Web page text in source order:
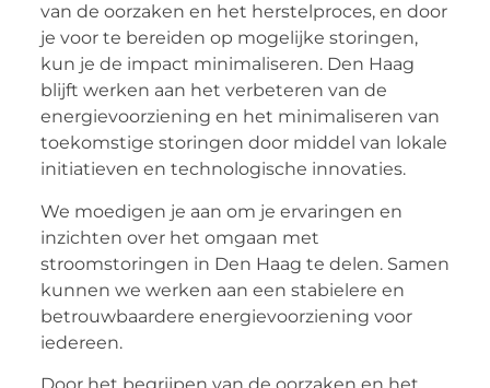
van de oorzaken en het herstelproces, en door
je voor te bereiden op mogelijke storingen,
kun je de impact minimaliseren. Den Haag
blijft werken aan het verbeteren van de
energievoorziening en het minimaliseren van
toekomstige storingen door middel van lokale
initiatieven en technologische innovaties.
We moedigen je aan om je ervaringen en
inzichten over het omgaan met
stroomstoringen in Den Haag te delen. Samen
kunnen we werken aan een stabielere en
betrouwbaardere energievoorziening voor
iedereen.